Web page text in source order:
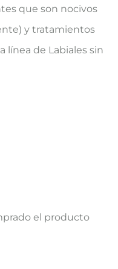
que son nocivos
y tratamientos
línea de Labiales sin
el producto